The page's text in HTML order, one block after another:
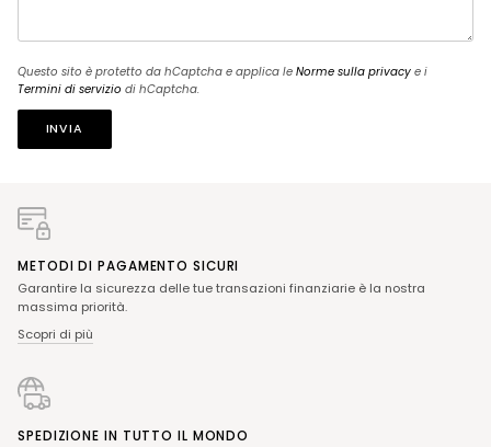
Questo sito è protetto da hCaptcha e applica le Norme sulla privacy e i
Termini di servizio di hCaptcha.
INVIA
METODI DI PAGAMENTO SICURI
Garantire la sicurezza delle tue transazioni finanziarie è la nostra
massima priorità.
Scopri di più
SPEDIZIONE IN TUTTO IL MONDO